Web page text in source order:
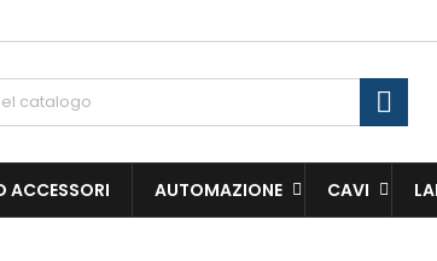
ACCESSORI AUTOMAZIONE CAVI
di desideri
Crea nuova
l'accesso per salvare dei prodotti nella tua